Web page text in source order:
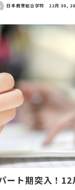
日本教育総合学校 12月 30,
ート期突入！12